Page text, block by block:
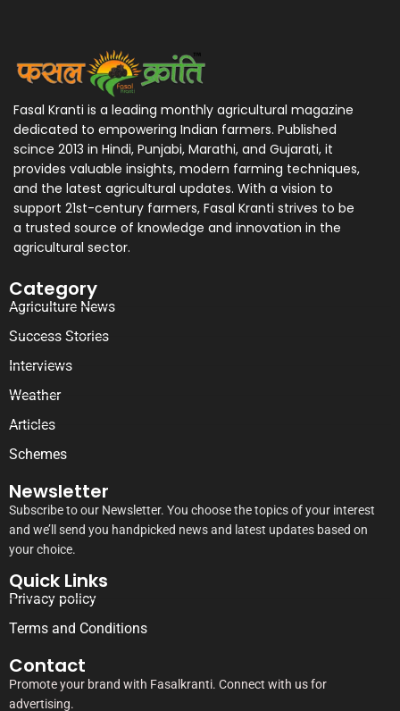
Fasal Kranti is a leading monthly agricultural magazine
dedicated to empowering Indian farmers. Published
scince 2013 in Hindi, Punjabi, Marathi, and Gujarati, it
provides valuable insights, modern farming techniques,
and the latest agricultural updates. With a vision to
support 21st-century farmers, Fasal Kranti strives to be
a trusted source of knowledge and innovation in the
agricultural sector.
Category
Agriculture News
Success Stories
Interviews
Weather
Articles
Schemes
Newsletter
Subscribe to our Newsletter. You choose the topics of your interest
and we’ll send you handpicked news and latest updates based on
your choice.
Quick Links
Privacy policy
Terms and Conditions
Contact
Promote your brand with Fasalkranti. Connect with us for
advertising.